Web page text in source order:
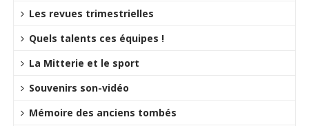
Les revues trimestrielles
Quels talents ces équipes !
La Mitterie et le sport
Souvenirs son-vidéo
Mémoire des anciens tombés